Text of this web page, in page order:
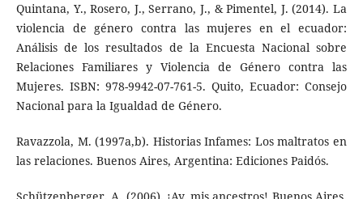
Quintana, Y., Rosero, J., Serrano, J., & Pimentel, J. (2014). La
violencia de género contra las mujeres en el ecuador:
Análisis de los resultados de la Encuesta Nacional sobre
Relaciones Familiares y Violencia de Género contra las
Mujeres. ISBN: 978-9942-07-761-5. Quito, Ecuador: Consejo
Nacional para la Igualdad de Género.
Ravazzola, M. (1997a,b). Historias Infames: Los maltratos en
las relaciones. Buenos Aires, Argentina: Ediciones Paidós.